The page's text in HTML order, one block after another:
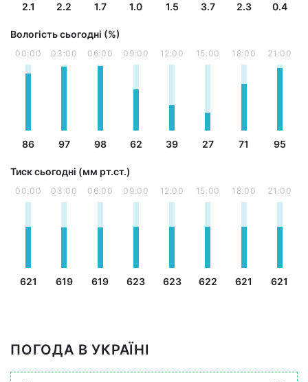
2.1 2.2 1.7 1.0 1.5 3.7 2.3 0.4
Вологість сьогодні (%)
00:00
86
03:00
97
06:00
98
09:00
62
12:00
39
15:00
27
18:00
71
21:00
95
Тиск сьогодні (мм рт.ст.)
00:00
621
03:00
619
06:00
619
09:00
623
12:00
623
15:00
622
18:00
621
21:00
621
ПОГОДА В УКРАЇНІ